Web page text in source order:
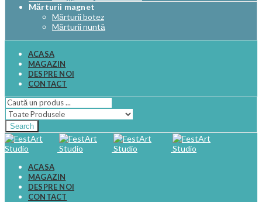
Mărturii magnet
Mărturii botez
Mărturii nuntă
ACASA
MAGAZIN
DESPRE NOI
CONTACT
Search
ACASA
MAGAZIN
DESPRE NOI
CONTACT